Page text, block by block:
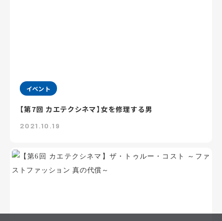
イベント
【第7回 カエテクシネマ】女を修理する男
2021.10.19